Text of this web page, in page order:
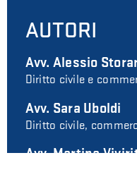
AUTORI
Avv. Alessio
Diritto civile e
Avv. Sara Uboldi
Diritto civile,
Avv. Martina